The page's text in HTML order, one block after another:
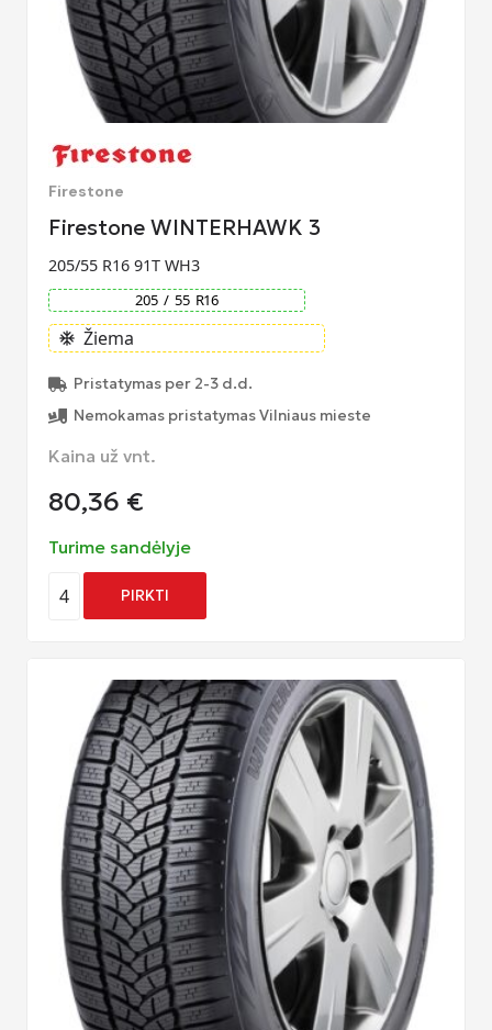
Firestone
Firestone WINTERHAWK 3
205/55 R16 91T WH3
205 / 55 R16
ac_unit Žiema
Pristatymas per 2-3 d.d.
Nemokamas pristatymas Vilniaus mieste
Kaina už vnt.
80,36 €
Turime sandėlyje
4 PIRKTI